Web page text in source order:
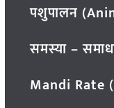
पशुपालन
समस्या –
Mandi Rate